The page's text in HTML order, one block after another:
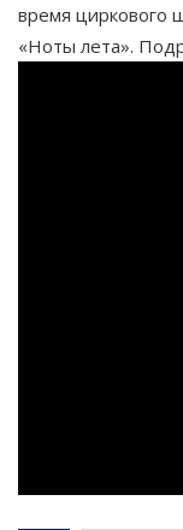
время циркового
«Ноты лета».